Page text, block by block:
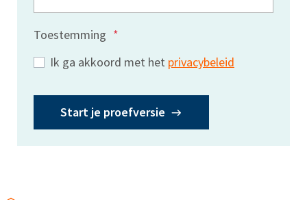
Toestemming *
Ik ga akkoord met het privacybeleid
Start je proefversie